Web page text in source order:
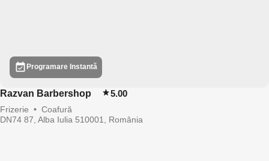
Programare Instantă
Razvan Barbershop 5.00
Frizerie • Coafură
DN74 87, Alba Iulia 510001, România